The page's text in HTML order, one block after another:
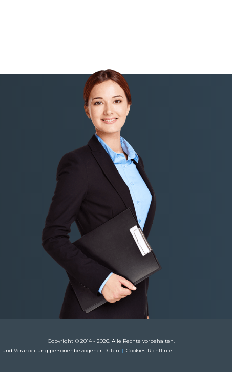
Copyright © 2014 - 2026. Alle Rechte vorbehalten.
und Verarbeitung personenbezogener Daten Cookies-Richtlinie